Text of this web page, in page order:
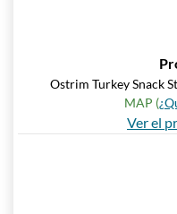
Ostrim Turkey Snack
MAP (
Ver el